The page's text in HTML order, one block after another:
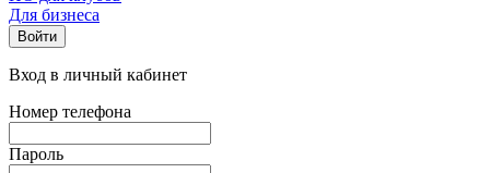
Для бизнеса
Войти
Вход в личный кабинет
Номер телефона
Пароль